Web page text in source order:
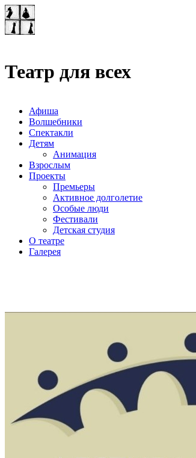
Театр для всех
Афиша
Волшебники
Спектакли
Детям
Анимация
Взрослым
Проекты
Премьеры
Активное долголетие
Особые люди
Фестивали
Детская студия
О театре
Галерея